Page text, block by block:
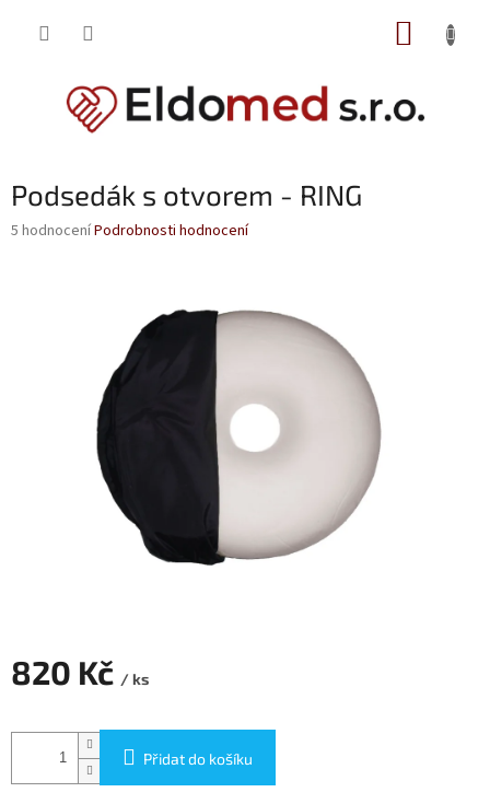
Podsedák s otvorem - RING
Průměrné
5 hodnoceníPodrobnosti hodnocení
820 Kč / ks
cena:
Přidat do košíku